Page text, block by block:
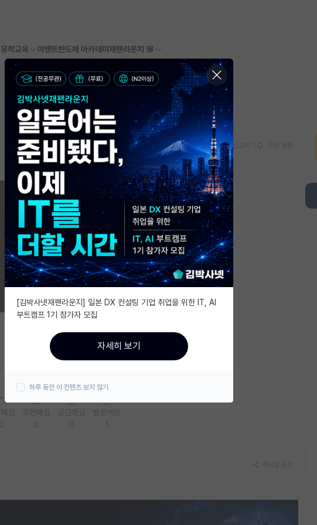
유학교육 이벤트반도체 아카데미 재팬라운지 🌸
스크랩 신고하기
[김박사넷재팬라운지] 일본 DX 컨설팅 기업 취업을 위한 IT, AI
부트캠프 1기 참가자 모집
자세히 보기
하루 동안 이 컨텐츠 보지 않기